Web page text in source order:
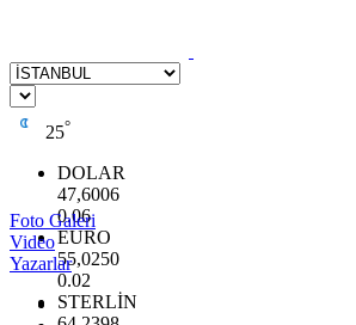
25°
DOLAR
47,6006
0.06
EURO
55,0250
0.02
STERLİN
Foto Galeri
Video
Yazarlar